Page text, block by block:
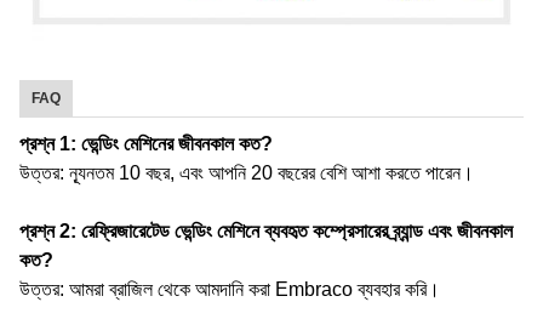
FAQ
প্রশ্ন 1: ভেন্ডিং মেশিনের জীবনকাল কত?
উত্তর: ন্যূনতম 10 বছর, এবং আপনি 20 বছরের বেশি আশা করতে পারেন।
প্রশ্ন 2: রেফ্রিজারেটেড ভেন্ডিং মেশিনে ব্যবহৃত কম্প্রেসারের ব্র্যান্ড এবং জীবনকাল
কত?
উত্তর: আমরা ব্রাজিল থেকে আমদানি করা Embraco ব্যবহার করি।